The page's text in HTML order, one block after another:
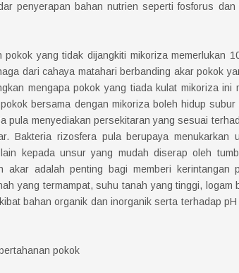
penyerapan bahan nutrien seperti fosforus dan
yang tidak dijangkiti mikoriza memerlukan
dari cahaya matahari berbanding akar pokok
mengapa pokok yang tiada kulat mikoriza ini
bersama dengan mikoriza boleh hidup subur
pula menyediakan persekitaran yang sesuai
Bakteria rizosfera pula berupaya menukarkan
kepada unsur yang mudah diserap oleh
akar adalah penting bagi memberi kerintangan
yang termampat, suhu tanah yang tinggi, logam
bahan organik dan inorganik serta terhadap
pokok